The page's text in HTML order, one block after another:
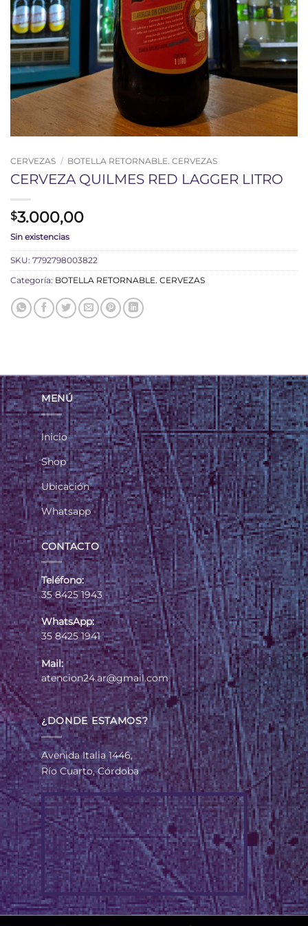
CERVEZAS / BOTELLA RETORNABLE. CERVEZAS
CERVEZA QUILMES RED LAGGER LITRO
$3.000,00
Sin existencias
SKU: 7792798003822
Categoría: BOTELLA RETORNABLE. CERVEZAS
MENÚ
Inicio
Shop
Ubicación
Whatsapp
CONTACTO
Teléfono:
35 8425 1943
WhatsApp:
35 8425 1941
Mail:
atencion24.ar@gmail.com
¿DONDE ESTAMOS?
Avenida Italia 1446,
Río Cuarto, Córdoba